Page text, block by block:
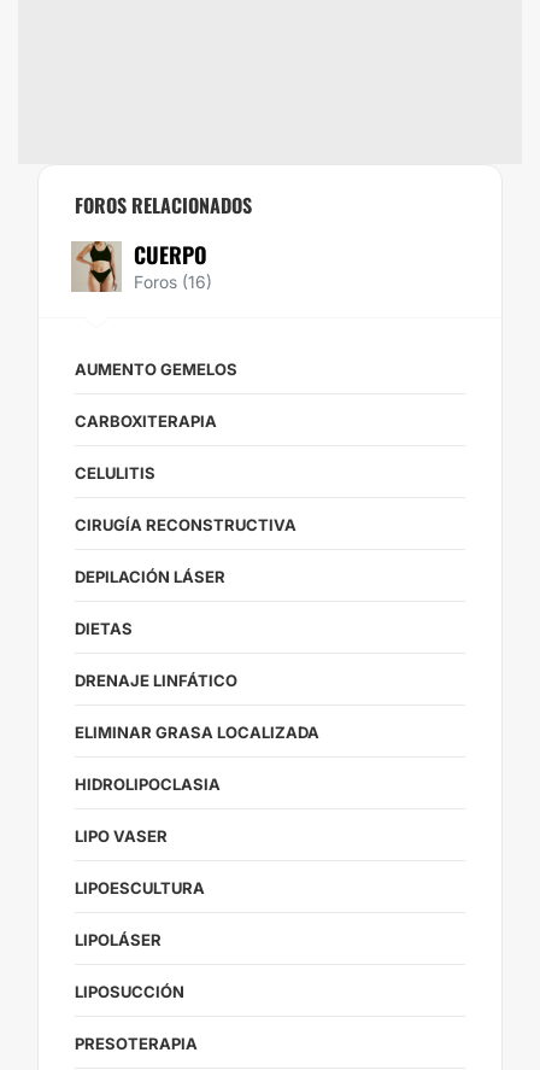
FOROS RELACIONADOS
CUERPO
Foros (16)
AUMENTO GEMELOS
CARBOXITERAPIA
CELULITIS
CIRUGÍA RECONSTRUCTIVA
DEPILACIÓN LÁSER
DIETAS
DRENAJE LINFÁTICO
ELIMINAR GRASA LOCALIZADA
HIDROLIPOCLASIA
LIPO VASER
LIPOESCULTURA
LIPOLÁSER
LIPOSUCCIÓN
PRESOTERAPIA